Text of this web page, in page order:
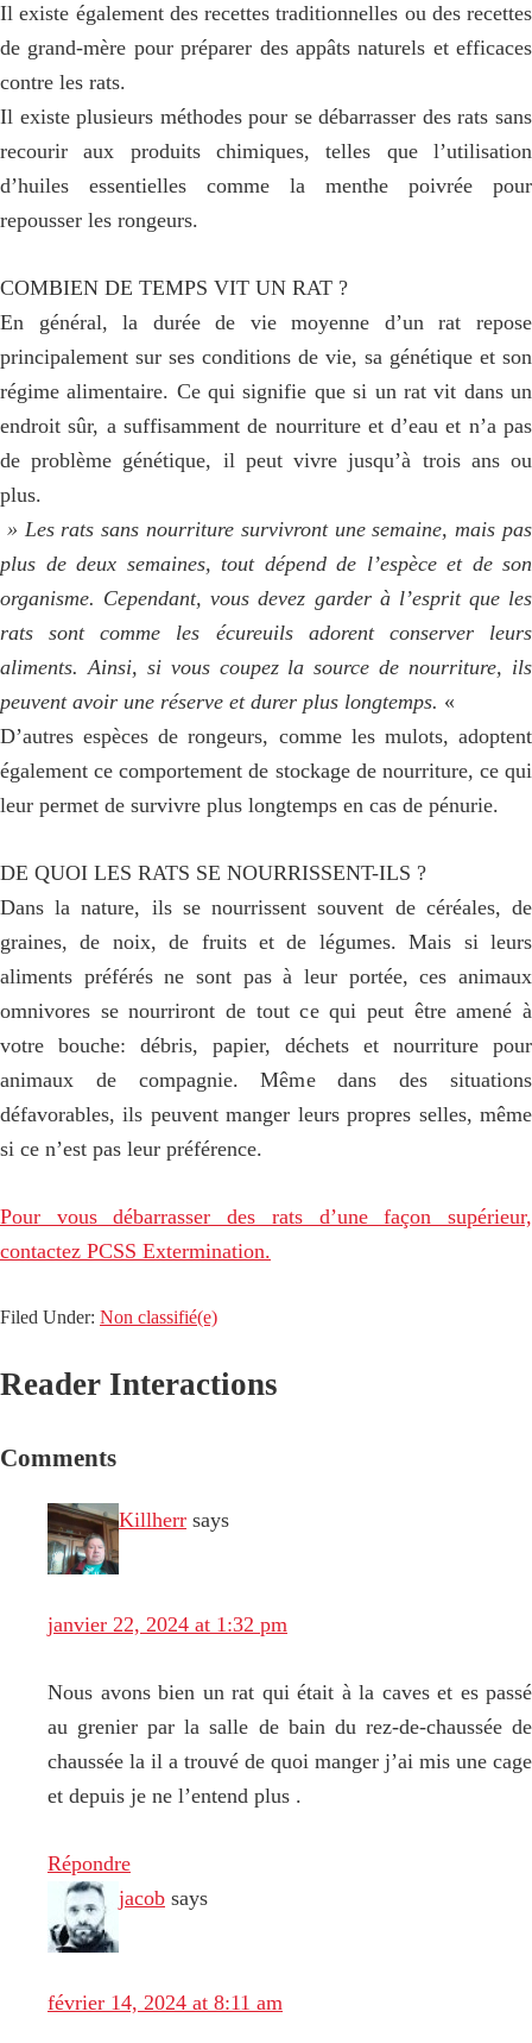
Il existe également des recettes traditionnelles ou des recettes
de grand-mère pour préparer des appâts naturels et efficaces
contre les rats.
Il existe plusieurs méthodes pour se débarrasser des rats sans
recourir aux produits chimiques, telles que l’utilisation
d’huiles essentielles comme la menthe poivrée pour
repousser les rongeurs.
COMBIEN DE TEMPS VIT UN RAT ?
En général, la durée de vie moyenne d’un rat repose
principalement sur ses conditions de vie, sa génétique et son
régime alimentaire. Ce qui signifie que si un rat vit dans un
endroit sûr, a suffisamment de nourriture et d’eau et n’a pas
de problème génétique, il peut vivre jusqu’à trois ans ou
plus.
» Les rats sans nourriture survivront une semaine, mais pas
plus de deux semaines, tout dépend de l’espèce et de son
organisme. Cependant, vous devez garder à l’esprit que les
rats sont comme les écureuils adorent conserver leurs
aliments. Ainsi, si vous coupez la source de nourriture, ils
peuvent avoir une réserve et durer plus longtemps. «
D’autres espèces de rongeurs, comme les mulots, adoptent
également ce comportement de stockage de nourriture, ce qui
leur permet de survivre plus longtemps en cas de pénurie.
DE QUOI LES RATS SE NOURRISSENT-ILS ?
Dans la nature, ils se nourrissent souvent de céréales, de
graines, de noix, de fruits et de légumes. Mais si leurs
aliments préférés ne sont pas à leur portée, ces animaux
omnivores se nourriront de tout ce qui peut être amené à
votre bouche: débris, papier, déchets et nourriture pour
animaux de compagnie. Même dans des situations
défavorables, ils peuvent manger leurs propres selles, même
si ce n’est pas leur préférence.
Pour vous débarrasser des rats d’une façon supérieur,
contactez PCSS Extermination.
Filed Under: Non classifié(e)
Reader Interactions
Comments
Killherr says
janvier 22, 2024 at 1:32 pm
Nous avons bien un rat qui était à la caves et es passé
au grenier par la salle de bain du rez-de-chaussée de
chaussée la il a trouvé de quoi manger j’ai mis une cage
et depuis je ne l’entend plus .
Répondre
jacob says
février 14, 2024 at 8:11 am